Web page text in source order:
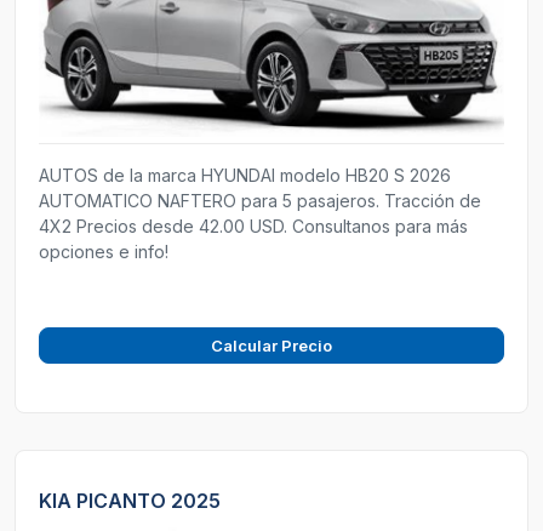
AUTOS de la marca HYUNDAI modelo HB20 S 2026
AUTOMATICO NAFTERO para 5 pasajeros. Tracción de
4X2 Precios desde 42.00 USD. Consultanos para más
opciones e info!
Calcular Precio
KIA PICANTO 2025